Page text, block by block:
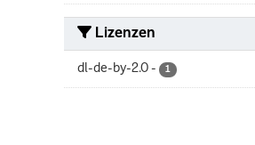
Lizenzen
dl-de-by-2.0 - 1